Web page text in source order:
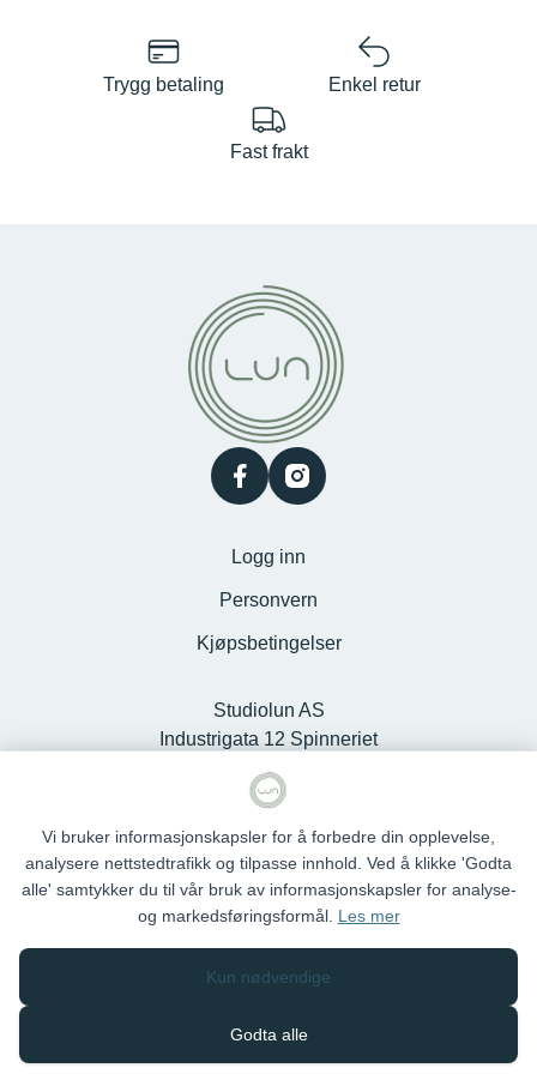
Trygg betaling Enkel retur
Fast frakt
facebookinstagram
Logg inn
Personvern
Kjøpsbetingelser
Studiolun AS
Industrigata 12 Spinneriet
Kjøpesenter, 6100 Volda -
Org.nr. 925127868
Studio Lun © 2026
Siden driftes avShoplabs
Vi bruker informasjonskapsler for å forbedre din opplevelse,
analysere nettstedtrafikk og tilpasse innhold. Ved å klikke 'Godta
alle' samtykker du til vår bruk av informasjonskapsler for analyse-
og markedsføringsformål. Les mer
Kun nødvendige
Godta alle